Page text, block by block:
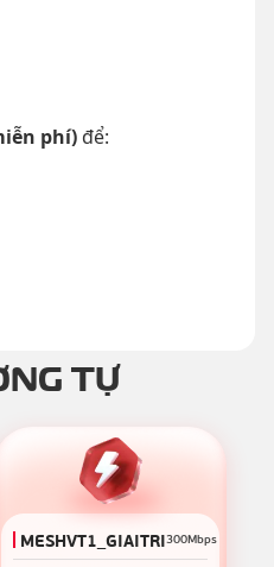
phí) để:
TỰ
MESHVT1_GIAITRI300Mbps